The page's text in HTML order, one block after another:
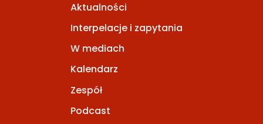
Aktualności
Interpelacje i zapytania
W mediach
Kalendarz
Zespół
Podcast